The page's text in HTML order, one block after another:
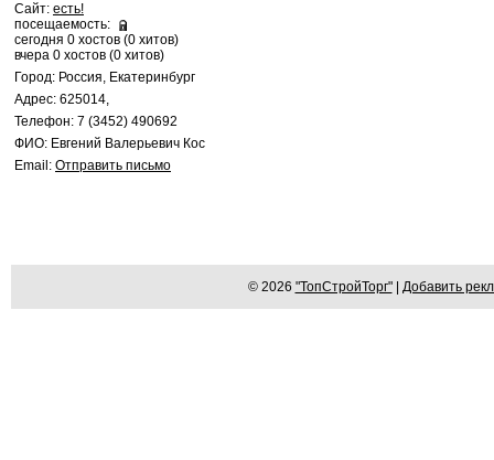
Сайт: есть!
посещаемость:
сегодня 0 хостов (0 хитов)
вчера 0 хостов (0 хитов)
Город: Россия, Екатеринбург
Адрес: 625014,
Телефон: 7 (3452) 490692
ФИО: Евгений Валерьевич Кос
Email: Отправить письмо
© 2026 "ТопСтройТорг"| Добавить